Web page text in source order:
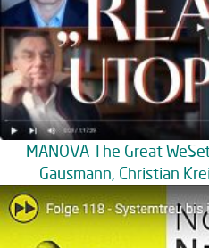
MANOVA The Great
Gausmann, Christian